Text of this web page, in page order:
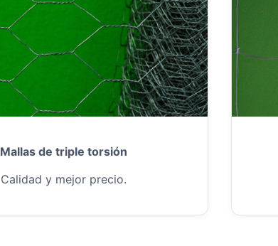
Mallas de triple torsión
Calidad y mejor precio.